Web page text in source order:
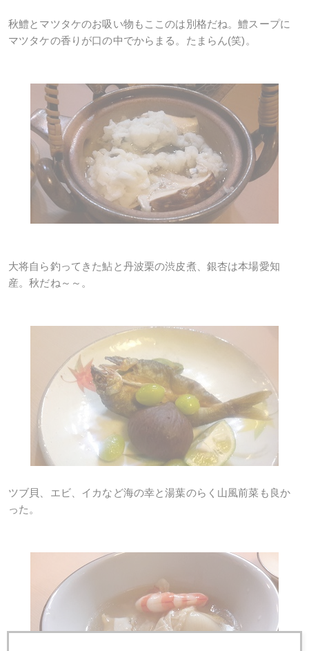
秋鱧とマツタケのお吸い物もここのは別格だね。鱧スープに
マツタケの香りが口の中でからまる。たまらん(笑)。
大将自ら釣ってきた鮎と丹波栗の渋皮煮、銀杏は本場愛知
産。秋だね～～。
ツブ貝、エビ、イカなど海の幸と湯葉のらく山風前菜も良か
った。